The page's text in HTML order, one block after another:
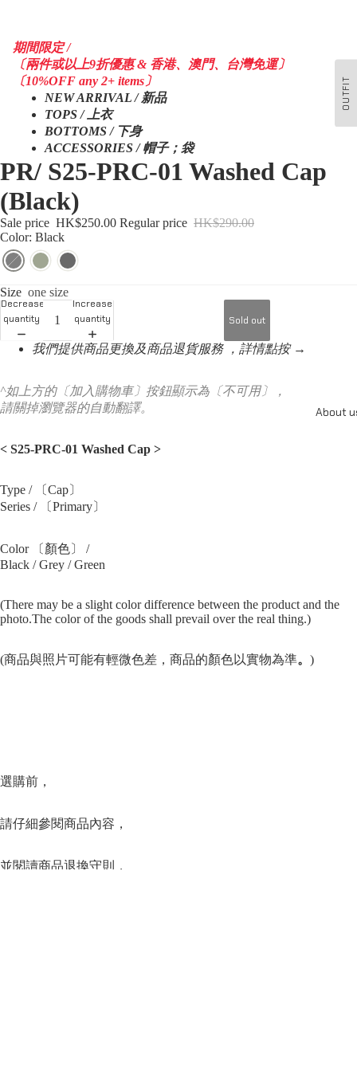
About
OUTFIT
期間限定 /
〔兩件或以上9折優惠 & 香港、澳門、台灣免運〕
〔10%OFF any 2+ items〕
NEW ARRIVAL / 新品
TOPS / 上衣
BOTTOMS / 下身
ACCESSORIES / 帽子；袋
PR/ S25-PRC-01 Washed Cap
(Black)
Sale price HK$250.00 Regular price HK$290.00
Color: Black
Size one size
Decrease
quantity
Increase
quantity
Sold out
我們提供商品更換及商品退貨服務 ，詳情點按 →
^如上方的〔加入購物車〕按鈕顯示為〔不可用〕，
請關掉瀏覽器的自動翻譯。
< S25-PRC-01 Washed Cap >
Type / 〔Cap〕
Series / 〔Primary〕
Color 〔顏色〕 /
Black / Grey / Green
(There may be a slight color difference between the product and the
photo.The color of the goods shall prevail over the real thing.)
(商品與照片可能有輕微色差，商品的顏色以實物為準。 )
選購前，
請仔細參閱商品內容，
並閱讀商品退換守則，